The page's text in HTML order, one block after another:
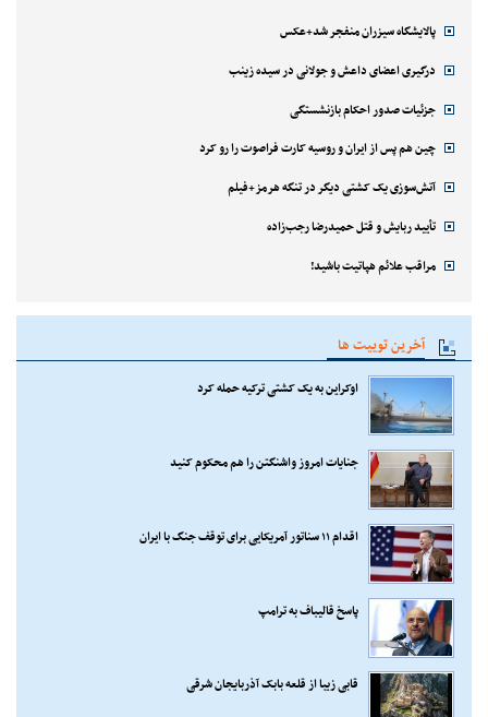
پالایشگاه سیزران منفجر شد+عکس
درگیری اعضای داعش و جولانی در سیده زینب
جزئیات صدور احکام بازنشستگی
چین هم پس از ایران و روسیه کارت فراصوت را رو کرد
آتش‌سوزی یک کشتی دیگر در تنگه هرمز+فیلم
تأیید ربایش و قتل حمیدرضا رجب‌زاده
مراقب علائم هپاتیت باشید!
آخرین توییت ها
اوکراین به یک کشتی ترکیه حمله کرد
جنایات امروز واشنگتن را هم محکوم کنید
اقدام ۱۱ سناتور آمریکایی برای توقف جنگ با ایران
پاسخ قالیباف به ترامپ
قابی زیبا از قلعه بابک آذربایجان شرقی